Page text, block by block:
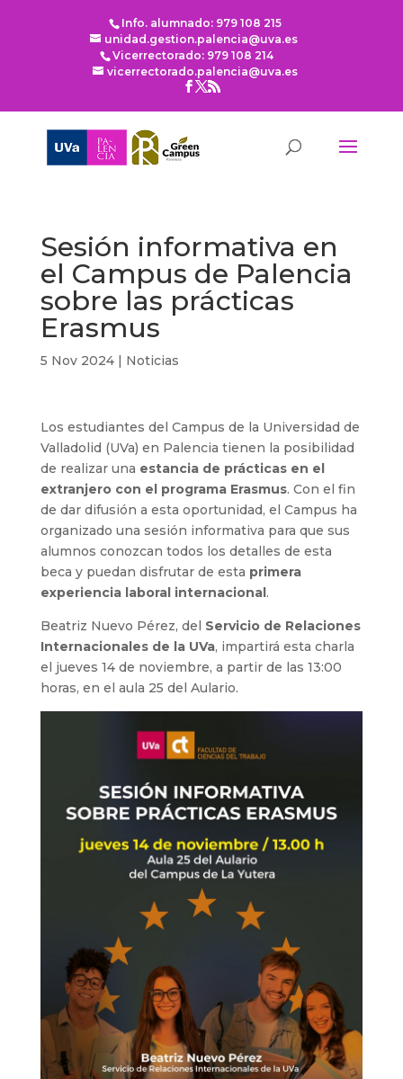
Info. alumnado: 979 108 215
unidad.gestion.palencia@uva.es
Vicerrectorado: 979 108 214
vicerrectorado.palencia@uva.es
Sesión informativa en
el Campus de Palencia
sobre las prácticas
Erasmus
5 Nov 2024| Noticias
Los estudiantes del Campus de la Universidad de
Valladolid (UVa) en Palencia tienen la posibilidad
de realizar una estancia de prácticas en el
extranjero con el programa Erasmus. Con el fin
de dar difusión a esta oportunidad, el Campus ha
organizado una sesión informativa para que sus
alumnos conozcan todos los detalles de esta
beca y puedan disfrutar de esta primera
experiencia laboral internacional.
Beatriz Nuevo Pérez, del Servicio de Relaciones
Internacionales de la UVa, impartirá esta charla
el jueves 14 de noviembre, a partir de las 13:00
horas, en el aula 25 del Aulario.